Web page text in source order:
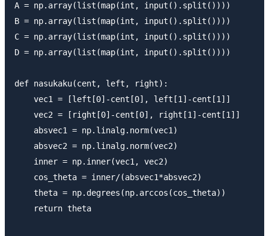
A = np.array(list(map(int, input().split())))
B = np.array(list(map(int, input().split())))
C = np.array(list(map(int, input().split())))
D = np.array(list(map(int, input().split())))
def nasukaku(cent, left, right):
    vec1 = [left[0]-cent[0], left[1]-cent[1]]
    vec2 = [right[0]-cent[0], right[1]-cent[1]]
    absvec1 = np.linalg.norm(vec1)
    absvec2 = np.linalg.norm(vec2)
    inner = np.inner(vec1, vec2)
    cos_theta = inner/(absvec1*absvec2)
    theta = np.degrees(np.arccos(cos_theta))
    return theta